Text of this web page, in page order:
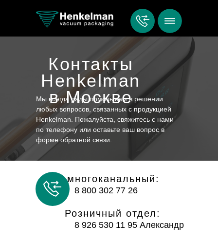
Контакты
Henkelman
в Москве
Мы всегда рады помочь вам в решении
любых вопросов, связанных с продукцией
Henkelman. Пожалуйста, свяжитесь с нами
по телефону или оставьте ваш вопрос в
форме обратной связи.
8 800 302 77 26
Розничный отдел:
многоканальный:
8 926 530 11 95 Александр